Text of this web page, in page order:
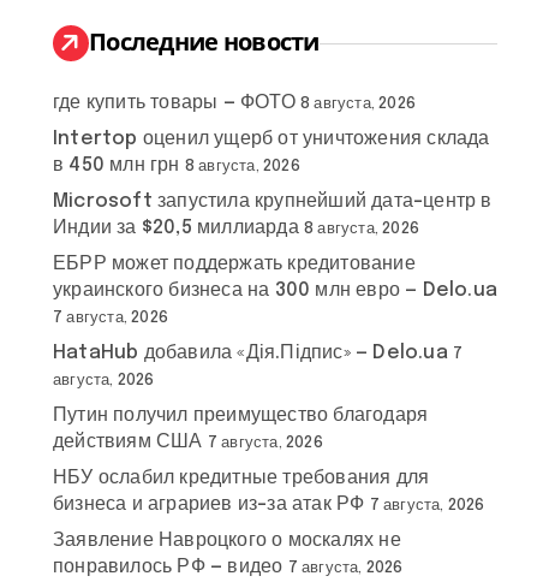
:
Последние новости
где купить товары — ФОТО 8 августа, 2026
Intertop оценил ущерб от уничтожения склада
в 450 млн грн 8 августа, 2026
Microsoft запустила крупнейший дата-центр в
Индии за $20,5 миллиарда 8 августа, 2026
ЕБРР может поддержать кредитование
украинского бизнеса на 300 млн евро — Delo.ua
7 августа, 2026
HataHub добавила «Дія.Підпис» — Delo.ua 7
августа, 2026
Путин получил преимущество благодаря
действиям США 7 августа, 2026
НБУ ослабил кредитные требования для
бизнеса и аграриев из-за атак РФ 7 августа, 2026
Заявление Навроцкого о москалях не
понравилось РФ — видео 7 августа, 2026